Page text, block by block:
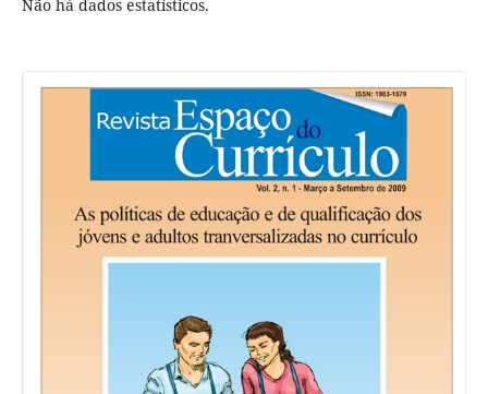
Não há dados estatísticos.